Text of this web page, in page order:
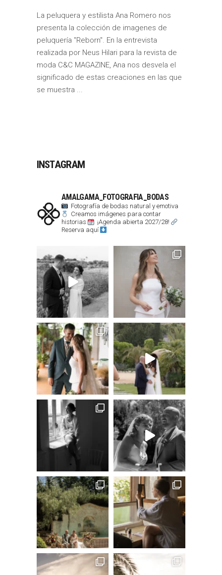
La peluquera y estilista Ana Romero nos
presenta la colección de imagenes de
peluquería "Reborn". En la entrevista
realizada por Neus Hilari para la revista de
moda C&C MAGAZINE, Ana nos desvela el
significado de estas creaciones en las que
se muestra
INSTAGRAM
AMALGAMA_FOTOGRAFIA_BODAS
Fotografía de bodas natural y emotiva
Creamos imágenes para contar
historias
¡Agenda abierta 2027/28!
Reserva aquí